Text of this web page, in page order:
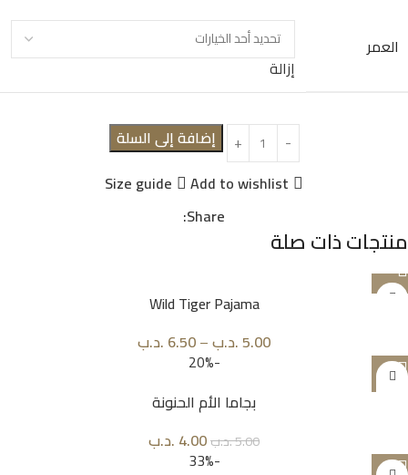
العمر
إزالة
إضافة إلى السلة
Add to wishlist
Size guide
Share:
منتجات ذات صلة
Wild Tiger Pajama
5.00.د.ب–
6.50 .د.ب
-20%
بجاما الأم الحنونة
5.00.د.ب4.00 .د.ب
-33%